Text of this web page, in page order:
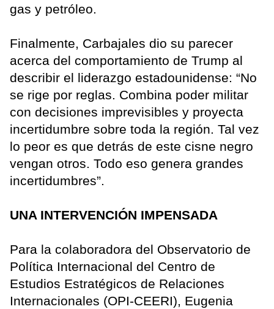
gas y petróleo.
Finalmente, Carbajales dio su parecer
acerca del comportamiento de Trump al
describir el liderazgo estadounidense: “No
se rige por reglas. Combina poder militar
con decisiones imprevisibles y proyecta
incertidumbre sobre toda la región. Tal vez
lo peor es que detrás de este cisne negro
vengan otros. Todo eso genera grandes
incertidumbres”.
UNA INTERVENCIÓN IMPENSADA
Para la colaboradora del Observatorio de
Política Internacional del Centro de
Estudios Estratégicos de Relaciones
Internacionales (OPI-CEERI), Eugenia